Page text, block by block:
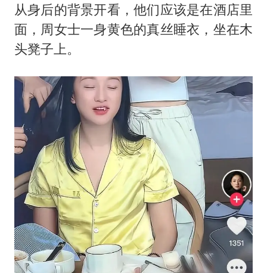
从身后的背景开看，他们应该是在酒店里
面，周女士一身黄色的真丝睡衣，坐在木
头凳子上。